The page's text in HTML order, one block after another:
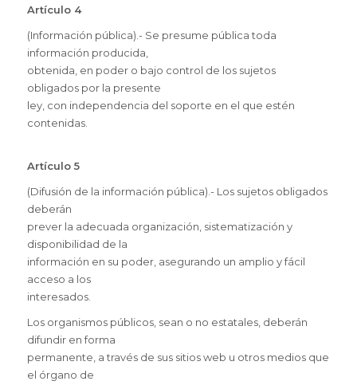
Artículo 4
(Información pública).- Se presume pública toda
información producida,
obtenida, en poder o bajo control de los sujetos
obligados por la presente
ley, con independencia del soporte en el que estén
contenidas.
Artículo 5
(Difusión de la información pública).- Los sujetos obligados
deberán
prever la adecuada organización, sistematización y
disponibilidad de la
información en su poder, asegurando un amplio y fácil
acceso a los
interesados.
Los organismos públicos, sean o no estatales, deberán
difundir en forma
permanente, a través de sus sitios web u otros medios que
el órgano de